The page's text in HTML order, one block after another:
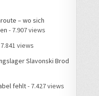
– wo sich
- 7.907 views
views
Slavonski Brod
fehlt- 7.427 views